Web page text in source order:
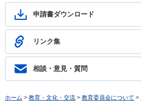
申請書ダウンロード
リンク集
相談・意見・質問
ホーム > 教育・文化・交流 > 教育委員会について >